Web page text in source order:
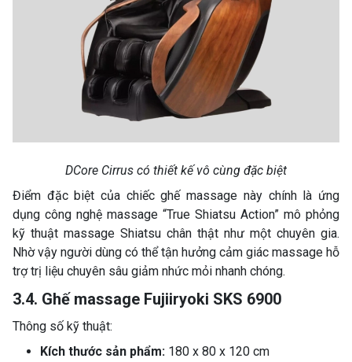
DCore Cirrus có thiết kế vô cùng đặc biệt
Điểm đặc biệt của chiếc ghế massage này chính là ứng
dụng công nghệ massage “True Shiatsu Action” mô phỏng
kỹ thuật massage Shiatsu chân thật như một chuyên gia.
Nhờ vậy người dùng có thể tận hưởng cảm giác massage hỗ
trợ trị liệu chuyên sâu giảm nhức mỏi nhanh chóng.
3.4. Ghế massage Fujiiryoki SKS 6900
Thông số kỹ thuật:
Kích thước sản phẩm: 180 x 80 x 120 cm